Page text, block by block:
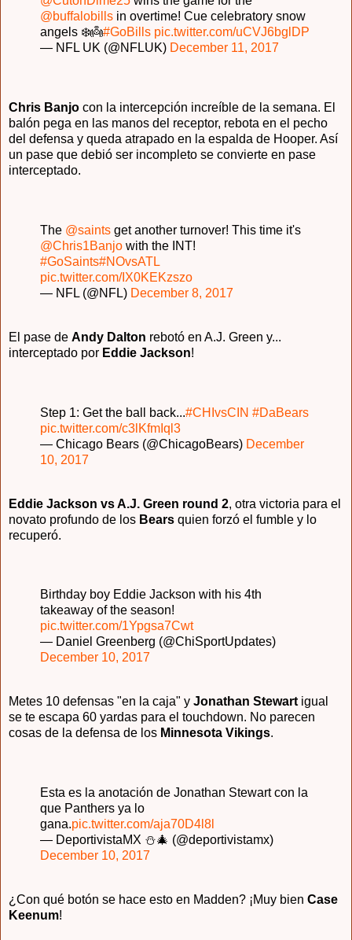
@buffalobills in overtime! Cue celebratory snow
angels ❄️👼#GoBills pic.twitter.com/uCVJ6bglDP
— NFL UK (@NFLUK) December 11, 2017
Chris Banjo con la intercepción increíble de la semana. El
balón pega en las manos del receptor, rebota en el pecho
del defensa y queda atrapado en la espalda de Hooper. Así
un pase que debió ser incompleto se convierte en pase
interceptado.
The @saints get another turnover! This time it's
@Chris1Banjo with the INT!
#GoSaints#NOvsATL
pic.twitter.com/IX0KEKzszo
— NFL (@NFL) December 8, 2017
El pase de Andy Dalton rebotó en A.J. Green y...
interceptado por Eddie Jackson!
Step 1: Get the ball back...#CHIvsCIN #DaBears
pic.twitter.com/c3lKfmIql3
— Chicago Bears (@ChicagoBears) December
10, 2017
Eddie Jackson vs A.J. Green round 2, otra victoria para el
novato profundo de los Bears quien forzó el fumble y lo
recuperó.
Birthday boy Eddie Jackson with his 4th
takeaway of the season!
pic.twitter.com/1Ypgsa7Cwt
— Daniel Greenberg (@ChiSportUpdates)
December 10, 2017
Metes 10 defensas "en la caja" y Jonathan Stewart igual
se te escapa 60 yardas para el touchdown. No parecen
cosas de la defensa de los Minnesota Vikings.
Esta es la anotación de Jonathan Stewart con la
que Panthers ya lo
gana.pic.twitter.com/aja70D4l8l
— DeportivistaMX ⛄️🎄 (@deportivistamx)
December 10, 2017
¿Con qué botón se hace esto en Madden? ¡Muy bien Case
Keenum!